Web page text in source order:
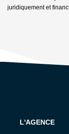
juridiquement et
L'AGENCE